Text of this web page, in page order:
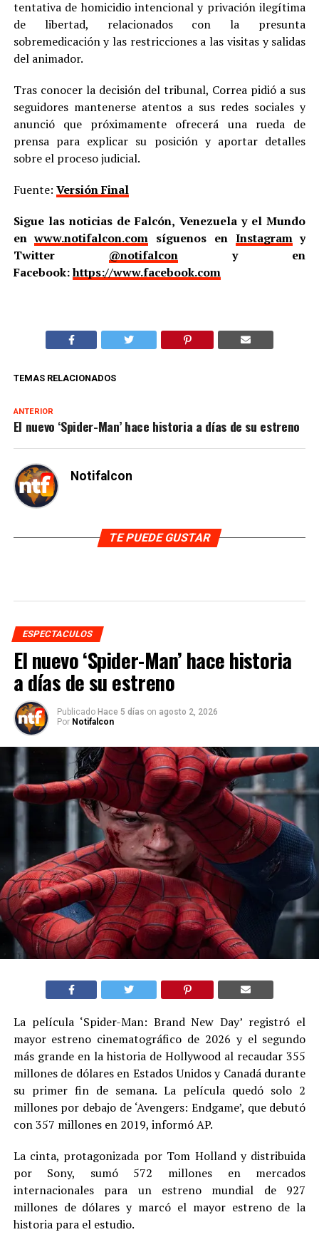
tentativa de homicidio intencional y privación ilegítima
de libertad, relacionados con la presunta
sobremedicación y las restricciones a las visitas y salidas
del animador.
Tras conocer la decisión del tribunal, Correa pidió a sus
seguidores mantenerse atentos a sus redes sociales y
anunció que próximamente ofrecerá una rueda de
prensa para explicar su posición y aportar detalles
sobre el proceso judicial.
Fuente: Versión Final
Sigue las noticias de Falcón, Venezuela y el Mundo
enwww.notifalcon.com síguenos en Instagramy
Twitter @notifalcony en
Facebook:https://www.facebook.com
TEMAS RELACIONADOS
ANTERIOR
El nuevo ‘Spider-Man’ hace historia a días de su estreno
Notifalcon
TE PUEDE GUSTAR
ESPECTACULOS
El nuevo ‘Spider-Man’ hace historia
a días de su estreno
Publicado Hace 5 días on agosto 2, 2026
Por Notifalcon
La película ‘Spider-Man: Brand New Day’ registró el
mayor estreno cinematográfico de 2026 y el segundo
más grande en la historia de Hollywood al recaudar 355
millones de dólares en Estados Unidos y Canadá durante
su primer fin de semana. La película quedó solo 2
millones por debajo de ‘Avengers: Endgame’, que debutó
con 357 millones en 2019, informó AP.
La cinta, protagonizada por Tom Holland y distribuida
por Sony, sumó 572 millones en mercados
internacionales para un estreno mundial de 927
millones de dólares y marcó el mayor estreno de la
historia para el estudio.